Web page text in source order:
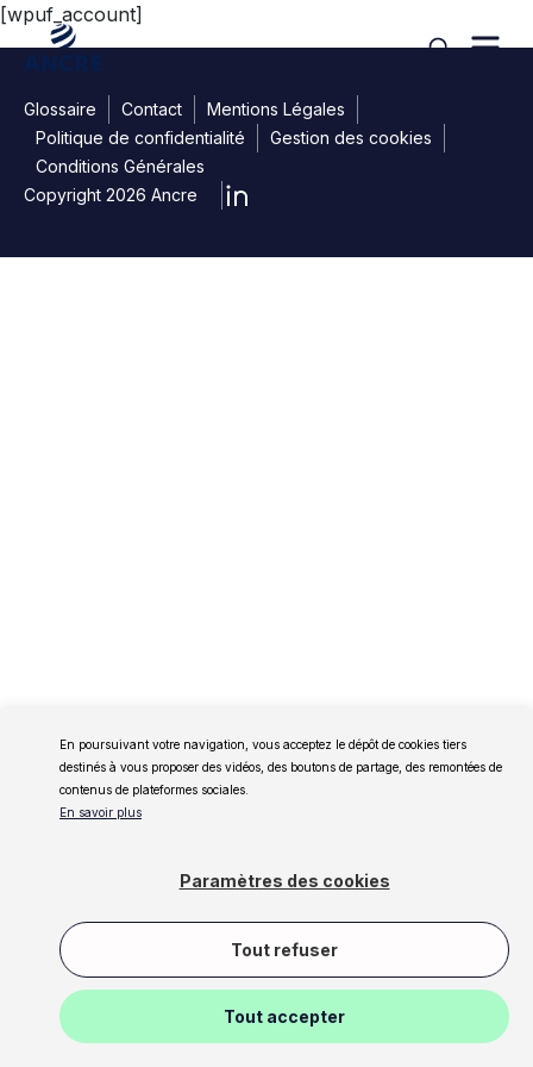
Aller au contenu
[wpuf_account]
Glossaire Contact
Mentions Légales
Politique de confidentialité
Gestion des cookies
Conditions Générales
Copyright 2026 Ancre
En poursuivant votre navigation, vous acceptez le dépôt de cookies tiers
destinés à vous proposer des vidéos, des boutons de partage, des remontées de
contenus de plateformes sociales.
En savoir plus
Paramètres des cookies
Tout refuser
Tout accepter